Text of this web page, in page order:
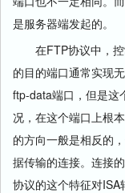
是服务器端发起的。
在FTP协议中，控
的目的端口通常实现
ftp-data端口，但是这
况，在这个端口上根
的方向一般是相反的
据传输的连接。连接
协议的这个特征对